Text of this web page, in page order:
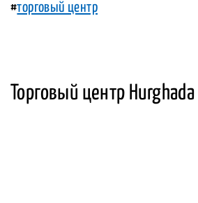
#торговый центр
Торговый центр